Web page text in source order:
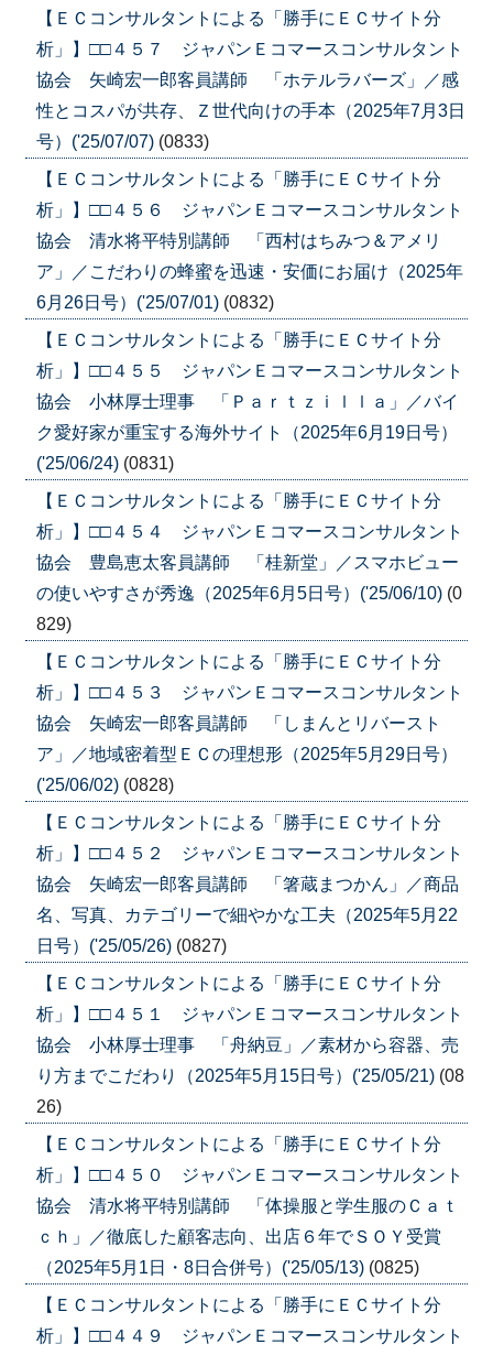
【ＥＣコンサルタントによる「勝手にＥＣサイト分
析」】□□４５７ ジャパンＥコマースコンサルタント
協会 矢崎宏一郎客員講師 「ホテルラバーズ」／感
性とコスパが共存、Ｚ世代向けの手本（2025年7月3日
号）('25/07/07) (0833)
【ＥＣコンサルタントによる「勝手にＥＣサイト分
析」】□□４５６ ジャパンＥコマースコンサルタント
協会 清水将平特別講師 「西村はちみつ＆アメリ
ア」／こだわりの蜂蜜を迅速・安価にお届け（2025年
6月26日号）('25/07/01) (0832)
【ＥＣコンサルタントによる「勝手にＥＣサイト分
析」】□□４５５ ジャパンＥコマースコンサルタント
協会 小林厚士理事 「Ｐａｒｔｚｉｌｌａ」／バイ
ク愛好家が重宝する海外サイト（2025年6月19日号）
('25/06/24) (0831)
【ＥＣコンサルタントによる「勝手にＥＣサイト分
析」】□□４５４ ジャパンＥコマースコンサルタント
協会 豊島恵太客員講師 「桂新堂」／スマホビュー
の使いやすさが秀逸（2025年6月5日号）('25/06/10) (0
829)
【ＥＣコンサルタントによる「勝手にＥＣサイト分
析」】□□４５３ ジャパンＥコマースコンサルタント
協会 矢崎宏一郎客員講師 「しまんとリバースト
ア」／地域密着型ＥＣの理想形（2025年5月29日号）
('25/06/02) (0828)
【ＥＣコンサルタントによる「勝手にＥＣサイト分
析」】□□４５２ ジャパンＥコマースコンサルタント
協会 矢崎宏一郎客員講師 「箸蔵まつかん」／商品
名、写真、カテゴリーで細やかな工夫（2025年5月22
日号）('25/05/26) (0827)
【ＥＣコンサルタントによる「勝手にＥＣサイト分
析」】□□４５１ ジャパンＥコマースコンサルタント
協会 小林厚士理事 「舟納豆」／素材から容器、売
り方までこだわり（2025年5月15日号）('25/05/21) (08
26)
【ＥＣコンサルタントによる「勝手にＥＣサイト分
析」】□□４５０ ジャパンＥコマースコンサルタント
協会 清水将平特別講師 「体操服と学生服のＣａｔ
ｃｈ」／徹底した顧客志向、出店６年でＳＯＹ受賞
（2025年5月1日・8日合併号）('25/05/13) (0825)
【ＥＣコンサルタントによる「勝手にＥＣサイト分
析」】□□４４９ ジャパンＥコマースコンサルタント